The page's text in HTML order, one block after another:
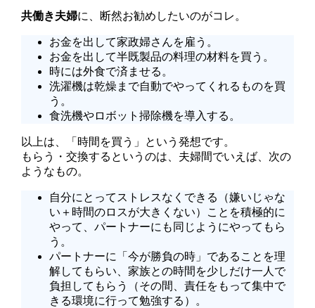
共働き夫婦に、断然お勧めしたいのがコレ。
お金を出して家政婦さんを雇う。
お金を出して半既製品の料理の材料を買う。
時には外食で済ませる。
洗濯機は乾燥まで自動でやってくれるものを買
う。
食洗機やロボット掃除機を導入する。
以上は、「 時間を買う 」という発想です。
もらう・交換する というのは、夫婦間でいえば、次の
ようなもの。
自分にとってストレスなくできる（嫌いじゃな
い＋時間のロスが大きくない）ことを積極的に
やって、パートナーにも同じようにやってもら
う。
パートナーに「今が勝負の時」であることを理
解してもらい、家族との時間を少しだけ一人で
負担してもらう（その間、責任をもって集中で
きる環境に行って勉強する）。